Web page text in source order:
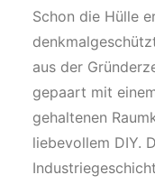
Schon die Hülle
aus der
gepaart mit
gehaltenen
liebevollem DIY.